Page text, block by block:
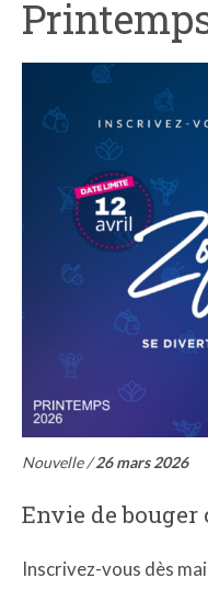
Nouvelle /26 mars 2026
Envie de bouger
Inscrivez-vous dès